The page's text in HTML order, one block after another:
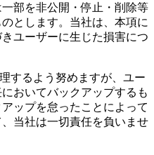
部を非公開・停止・削除等
とします。当社は、本項に
ユーザーに生じた損害につ
するよう努めますが、ユー
おいてバックアップするも
ップを怠ったことによって
当社は一切責任を負いませ